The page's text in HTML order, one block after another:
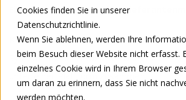
Cookies finden Sie in unserer
Datenschutzrichtlinie.
Wenn Sie ablehnen, werden Ihre
beim Besuch dieser Website nicht erfasst.
einzelnes Cookie wird in Ihrem Browser
um daran zu erinnern, dass Sie nicht
werden möchten.
Eine Anmeldung. Alle Ihre
Keine Mehrfachanmeldungen, E-Mails
Systeme mehr. Tradeplace bringt Ihre